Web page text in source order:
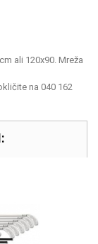
ali 120x90. Mreža
040 162